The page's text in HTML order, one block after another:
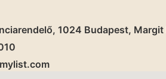
1024 Budapest,